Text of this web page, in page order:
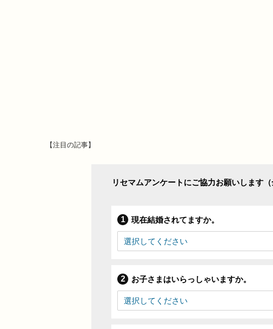
【注目の記事】
リセマムアンケートにご協力お願いします
現在結婚されてますか。
お子さまはいらっしゃいますか。